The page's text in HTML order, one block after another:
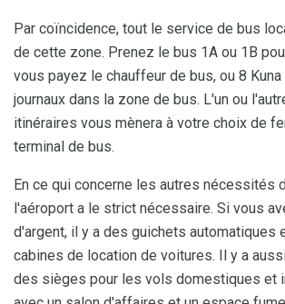
Par coïncidence, tout le service de bus
de cette zone. Prenez le bus 1A ou 1B
vous payez le chauffeur de bus, ou 8
journaux dans la zone de bus. L'un ou
itinéraires vous mènera à votre choix de
terminal de bus.
En ce qui concerne les autres nécessités
l'aéroport a le strict nécessaire. Si vous
d'argent, il y a des guichets automatiques
cabines de location de voitures. Il y a
des sièges pour les vols domestiques et